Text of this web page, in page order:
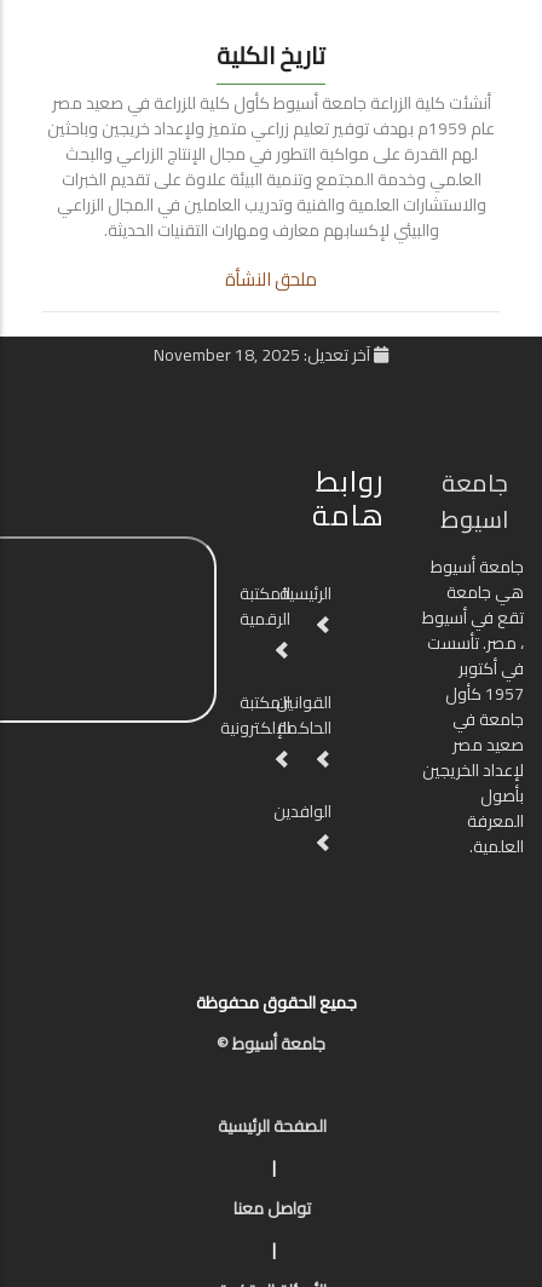
تاريخ الكلية
أنشئت كلية الزراعة جامعة أسيوط كأول كلية للزراعة في صعيد مصر
عام 1959م بهدف توفير تعليم زراعي متميز ولإعداد خريجين وباحثين
لهم القدرة على مواكبة التطور في مجال الإنتاج الزراعي والبحث
العلمي وخدمة المجتمع وتنمية البيئة علاوة على تقديم الخبرات
والاستشارات العلمية والفنية وتدريب العاملين في المجال الزراعي
والبيئي لإكسابهم معارف ومهارات التقنيات الحديثة.
ملحق النشأة
آخر تعديل: November 18, 2025
جامعة
اسيوط
جامعة أسيوط
هي جامعة
تقع في أسيوط
، مصر. تأسست
في أكتوبر
1957 كأول
جامعة في
صعيد مصر
لإعداد الخريجين
بأصول
المعرفة
العلمية.
روابط
هامة
الرئيسيةالمكتبة
الرقمية
القوانين
الحاكمة
المكتبة
الإلكترونية
الوافدين
جميع الحقوق محفوظة
جامعة أسيوط ©
الصفحة الرئيسية
|
تواصل معنا
|